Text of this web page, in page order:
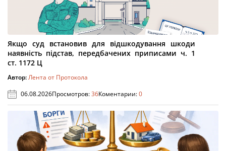
Якщо суд встановив для відшкодування шкоди
наявність підстав, передбачених приписами ч. 1
ст. 1172 Ц
Автор:Лента от Протокола
06.08.2026Просмотров:36Коментарии:0